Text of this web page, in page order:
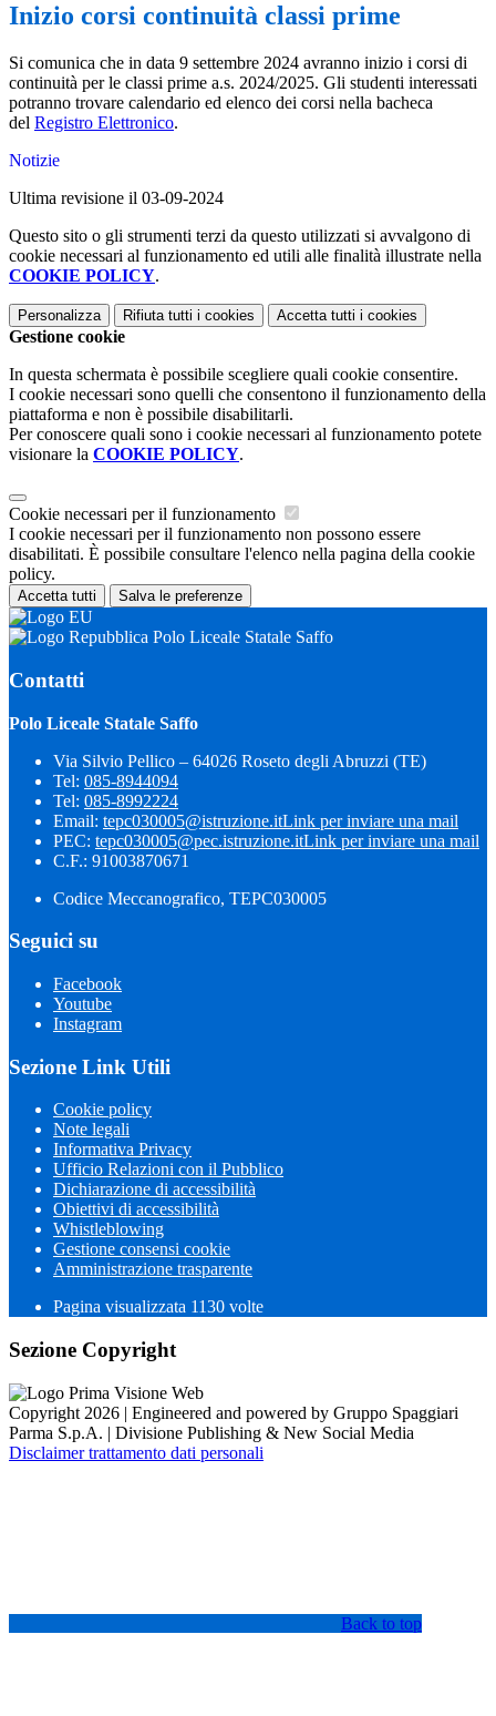
Inizio corsi continuità classi prime
Si comunica che in data 9 settembre 2024 avranno inizio i corsi di
continuità per le classi prime a.s. 2024/2025. Gli studenti interessati
potranno trovare calendario ed elenco dei corsi nella bacheca
del Registro Elettronico.
Notizie
Ultima revisione il 03-09-2024
Questo sito o gli strumenti terzi da questo utilizzati si avvalgono di
cookie necessari al funzionamento ed utili alle finalità illustrate nella
COOKIE POLICY.
Personalizza Rifiuta tutti i cookies Accetta tutti i cookies
Gestione cookie
In questa schermata è possibile scegliere quali cookie consentire.
I cookie necessari sono quelli che consentono il funzionamento della
piattaforma e non è possibile disabilitarli.
Per conoscere quali sono i cookie necessari al funzionamento potete
visionare la COOKIE POLICY.
Cookie necessari per il funzionamento
I cookie necessari per il funzionamento non possono essere
disabilitati. È possibile consultare l'elenco nella pagina della cookie
policy.
Accetta tutti Salva le preferenze
Polo Liceale Statale Saffo
Contatti
Polo Liceale Statale Saffo
Via Silvio Pellico – 64026 Roseto degli Abruzzi (TE)
Tel: 085-8944094
Tel: 085-8992224
Email: tepc030005@istruzione.itLink per inviare una mail
PEC: tepc030005@pec.istruzione.itLink per inviare una mail
C.F.: 91003870671
Codice Meccanografico, TEPC030005
Seguici su
Facebook
Youtube
Instagram
Sezione Link Utili
Cookie policy
Note legali
Informativa Privacy
Ufficio Relazioni con il Pubblico
Dichiarazione di accessibilità
Obiettivi di accessibilità
Whistleblowing
Gestione consensi cookie
Amministrazione trasparente
Pagina visualizzata 1130 volte
Sezione Copyright
Copyright 2026 | Engineered and powered by Gruppo Spaggiari
Parma S.p.A. | Divisione Publishing & New Social Media
Disclaimer trattamento dati personali
Back to top